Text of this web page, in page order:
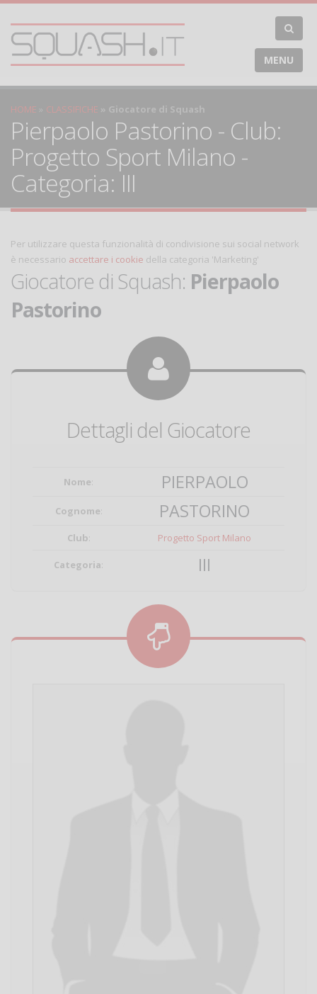
MENU
HOME CLASSIFICHE Giocatore di Squash
Pierpaolo Pastorino - Club:
Progetto Sport Milano -
Categoria: III
Per utilizzare questa funzionalità di condivisione sui social network
è necessario accettare i cookie della categoria 'Marketing'
Giocatore di Squash: Pierpaolo
Pastorino
Dettagli del Giocatore
Nome: PIERPAOLO
Cognome: PASTORINO
Club: Progetto Sport Milano
Categoria: III